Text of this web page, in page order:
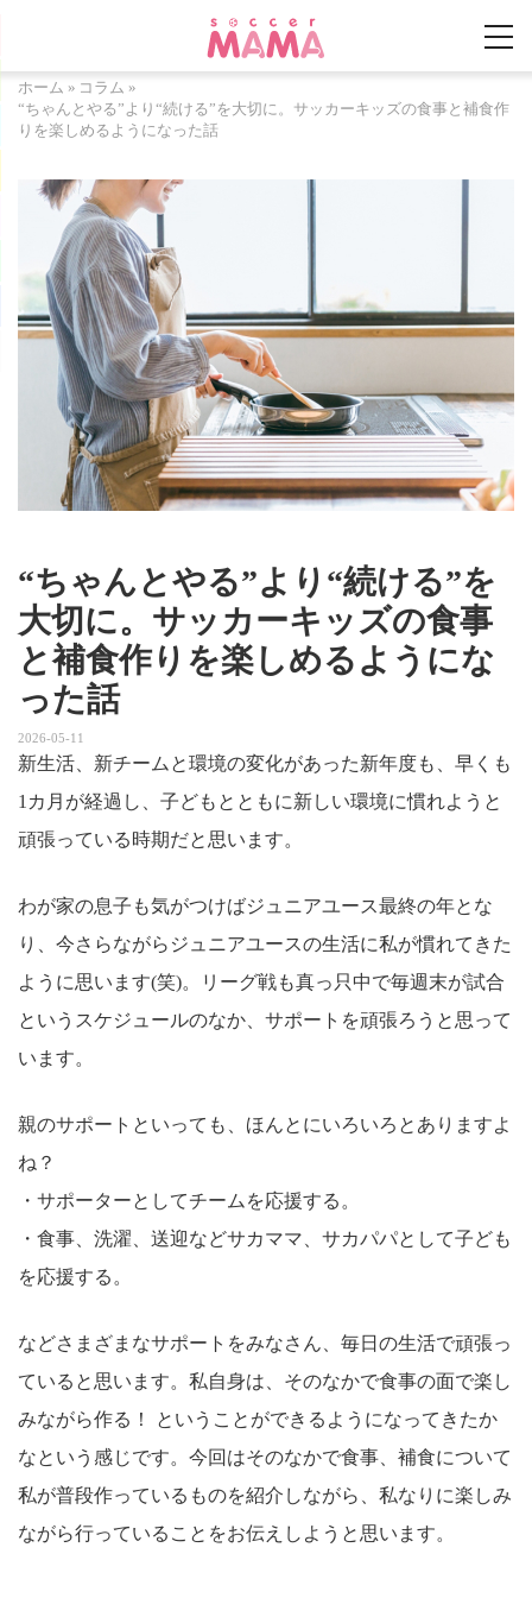
ホーム » コラム »
“ちゃんとやる”より“続ける”を大切に。サッカーキッズの食事と補食作
りを楽しめるようになった話
“ちゃんとやる”より“続ける”を
大切に。サッカーキッズの食事
と補食作りを楽しめるようにな
った話
2026-05-11
新生活、新チームと環境の変化があった新年度も、早くも
1カ月が経過し、子どもとともに新しい環境に慣れようと
頑張っている時期だと思います。
わが家の息子も気がつけばジュニアユース最終の年とな
り、今さらながらジュニアユースの生活に私が慣れてきた
ように思います(笑)。リーグ戦も真っ只中で毎週末が試合
というスケジュールのなか、サポートを頑張ろうと思って
います。
親のサポートといっても、ほんとにいろいろとありますよ
ね？
・サポーターとしてチームを応援する。
・食事、洗濯、送迎などサカママ、サカパパとして子ども
を応援する。
などさまざまなサポートをみなさん、毎日の生活で頑張っ
ていると思います。私自身は、そのなかで食事の面で楽し
みながら作る！ ということができるようになってきたか
なという感じです。今回はそのなかで食事、補食について
私が普段作っているものを紹介しながら、私なりに楽しみ
ながら行っていることをお伝えしようと思います。